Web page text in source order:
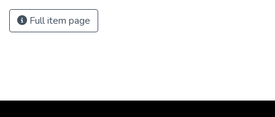
Full item page